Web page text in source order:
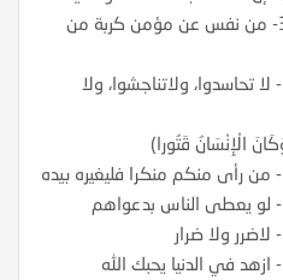
شرح الأربعون النووية: 36- من نفس عن مؤمن كربة من
شرح الأربعون النووية 35- لا تحاسدوا، ولاتناجشوا، ولا